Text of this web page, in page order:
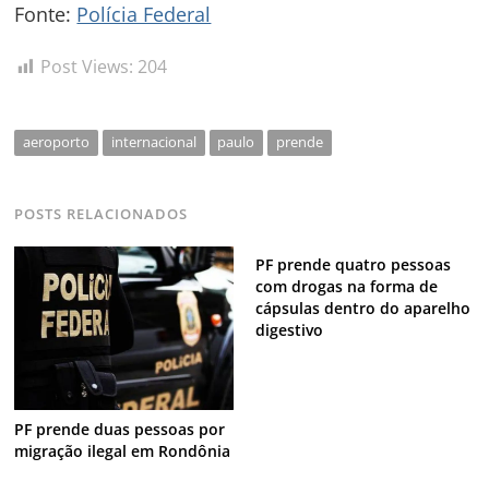
Fonte: Polícia Federal
Post Views: 204
aeroporto internacional paulo prende
POSTS RELACIONADOS
PF prende duas pessoas por
migração ilegal em Rondônia
PF prende quatro pessoas
com drogas na forma de
cápsulas dentro do aparelho
digestivo